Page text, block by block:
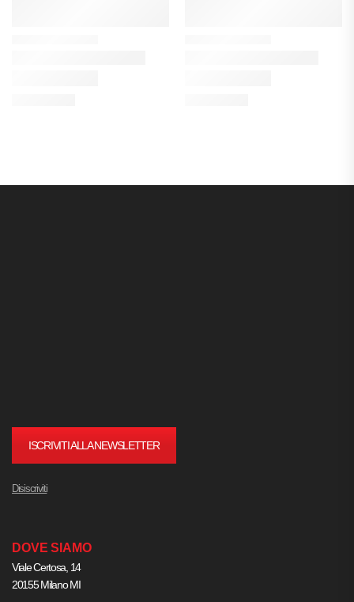
ISCRIVITI ALLA NEWSLETTER
Disiscriviti
DOVE SIAMO
Viale Certosa, 14
20155 Milano MI